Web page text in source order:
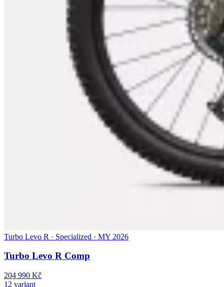
Turbo Levo R · Specialized · MY 2026
Turbo Levo R Comp
204 990 Kč
12 variant